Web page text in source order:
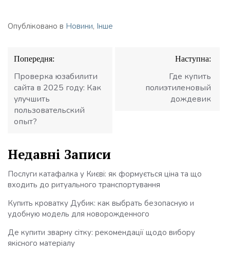
Опубліковано в Новини, Інше
Навігація
записів
Попередня:
Проверка юзабилити
сайта в 2025 году: Как
улучшить
пользовательский
опыт?
Наступна:
Где купить
полиэтиленовый
дождевик
Недавні Записи
Послуги катафалка у Києві: як формується ціна та що
входить до ритуального транспортування
Купить кроватку Дубик: как выбрать безопасную и
удобную модель для новорожденного
Де купити зварну сітку: рекомендації щодо вибору
якісного матеріалу